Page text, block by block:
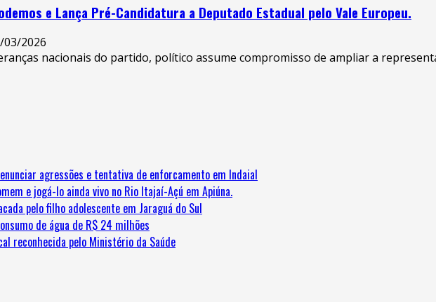
e Lança Pré-Candidatura a Deputado Estadual pelo Vale Europeu.
03/2026
nacionais do partido, político assume compromisso de ampliar a
agressões e tentativa de enforcamento em Indaial
e jogá-lo ainda vivo no Rio Itajaí-Açú em Apiúna.
pelo filho adolescente em Jaraguá do Sul
de água de R$ 24 milhões
reconhecida pelo Ministério da Saúde